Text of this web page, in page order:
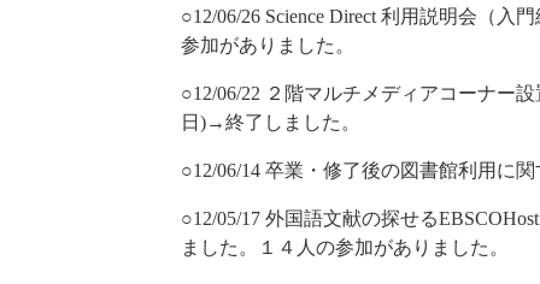
○12/06/26 Science Direct 利用説明会（
参加がありました。
○12/06/22 ２階マルチメディアコーナー
日)→終了しました。
○12/06/14 卒業・修了後の図書館利用に
○12/05/17 外国語文献の探せる
ました。１４人の参加がありました。